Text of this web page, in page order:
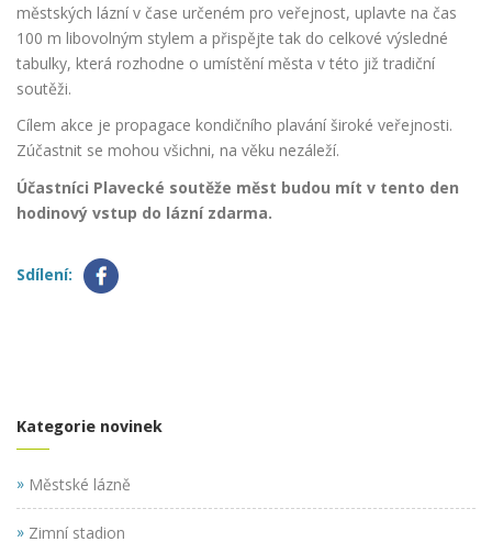
městských lázní v čase určeném pro veřejnost, uplavte na čas
100 m libovolným stylem a přispějte tak do celkové výsledné
tabulky, která rozhodne o umístění města v této již tradiční
soutěži.
Cílem akce je propagace kondičního plavání široké veřejnosti.
Zúčastnit se mohou všichni, na věku nezáleží.
Účastníci Plavecké soutěže měst budou mít v tento den
hodinový vstup do lázní zdarma.
Sdílení:
Kategorie novinek
» Městské lázně
» Zimní stadion